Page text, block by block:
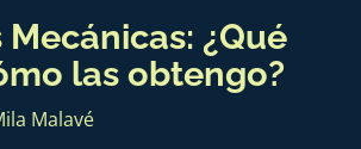
Mecánicas: ¿Qué
las obtengo?
Malavé